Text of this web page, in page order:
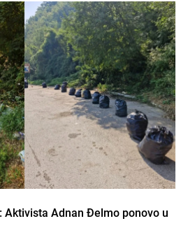
Aktivista Adnan Đelmo ponovo u